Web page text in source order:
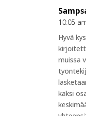
10:05
Hyvä
muissa
kaksi